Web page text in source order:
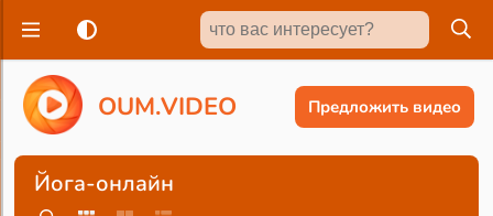
OUM.VIDEO Предложить видео
Йога-онлайн